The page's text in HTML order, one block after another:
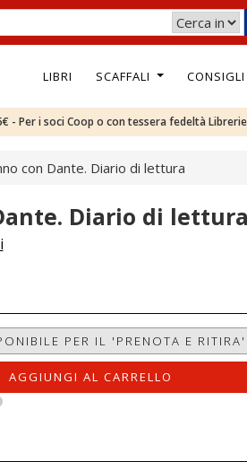
LIBRI SCAFFALI
- Per i soci Coop o con tessera fedeltà
con Dante. Diario di lettura
Diario di lettura
PER IL 'PRENOTA E RITIRA'
AGGIUNGI AL CARRELLO